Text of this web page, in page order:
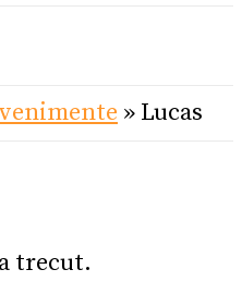
» Lucas
trecut.